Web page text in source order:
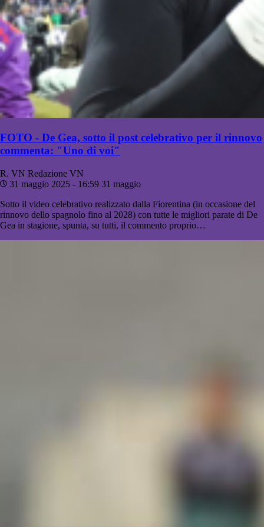
FOTO - De Gea, sotto il post celebrativo per il rinnovo
commenta: "Uno di voi"
R. VN Redazione VN
31 maggio 2025 - 16:59 31 maggio
Sotto il video celebrativo realizzato dalla Fiorentina (in occasione del
rinnovo dello spagnolo fino al 2028) con tutte le migliori parate di De
Gea in stagione, spunta, su tutti, il commento proprio…